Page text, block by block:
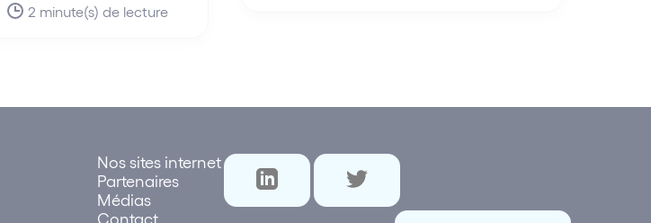
2 minute(s) de lecture
Nos sites internet
Partenaires
Médias
Contact